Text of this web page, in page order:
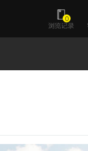
0
浏览记录